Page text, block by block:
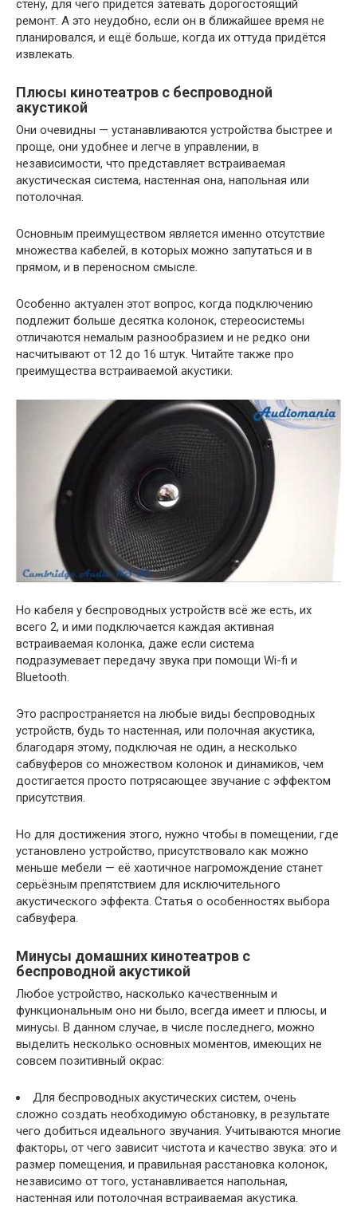
стену, для чего придется затевать дорогостоящий
ремонт. А это неудобно, если он в ближайшее время не
планировался, и ещё больше, когда их оттуда придётся
извлекать.
Плюсы кинотеатров с беспроводной
акустикой
Они очевидны — устанавливаются устройства быстрее и
проще, они удобнее и легче в управлении, в
независимости, что представляет встраиваемая
акустическая система, настенная она, напольная или
потолочная.
Основным преимуществом является именно отсутствие
множества кабелей, в которых можно запутаться и в
прямом, и в переносном смысле.
Особенно актуален этот вопрос, когда подключению
подлежит больше десятка колонок, стереосистемы
отличаются немалым разнообразием и не редко они
насчитывают от 12 до 16 штук. Читайте также про
преимущества встраиваемой акустики.
Но кабеля у беспроводных устройств всё же есть, их
всего 2, и ими подключается каждая активная
встраиваемая колонка, даже если система
подразумевает передачу звука при помощи Wi-fi и
Bluetooth.
Это распространяется на любые виды беспроводных
устройств, будь то настенная, или полочная акустика,
благодаря этому, подключая не один, а несколько
сабвуферов со множеством колонок и динамиков, чем
достигается просто потрясающее звучание с эффектом
присутствия.
Но для достижения этого, нужно чтобы в помещении, где
установлено устройство, присутствовало как можно
меньше мебели — её хаотичное нагромождение станет
серьёзным препятствием для исключительного
акустического эффекта. Статья о особенностях выбора
сабвуфера.
Минусы домашних кинотеатров с
беспроводной акустикой
Любое устройство, насколько качественным и
функциональным оно ни было, всегда имеет и плюсы, и
минусы. В данном случае, в числе последнего, можно
выделить несколько основных моментов, имеющих не
совсем позитивный окрас:
Для беспроводных акустических систем, очень
сложно создать необходимую обстановку, в результате
чего добиться идеального звучания. Учитываются многие
факторы, от чего зависит чистота и качество звука: это и
размер помещения, и правильная расстановка колонок,
независимо от того, устанавливается напольная,
настенная или потолочная встраиваемая акустика.